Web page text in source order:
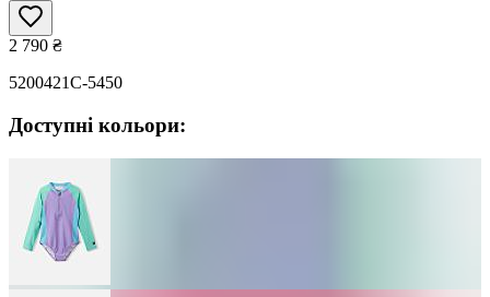
2 790 ₴
5200421C-5450
Доступні кольори: